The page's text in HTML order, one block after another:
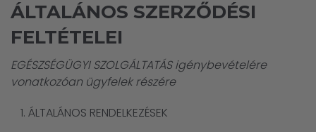
ÁLTALÁNOS SZERZŐDÉSI
FELTÉTELEI
EGÉSZSÉGÜGYI SZOLGÁLTATÁS igénybevételére
vonatkozóan ügyfelek részére
ÁLTALÁNOS RENDELKEZÉSEK